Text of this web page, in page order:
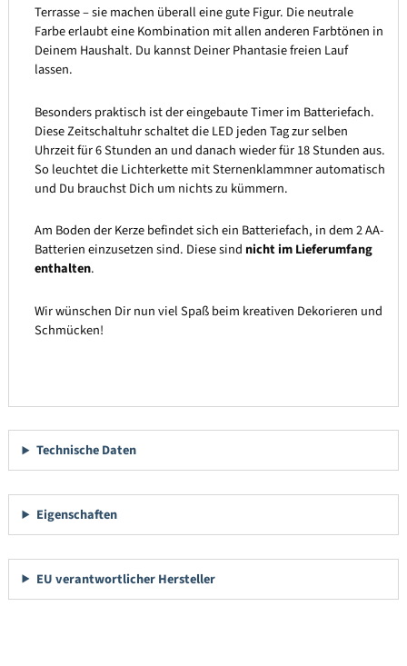
Terrasse – sie machen überall eine gute Figur. Die neutrale
Farbe erlaubt eine Kombination mit allen anderen Farbtönen in
Deinem Haushalt. Du kannst Deiner Phantasie freien Lauf
lassen.
Besonders praktisch ist der eingebaute Timer im Batteriefach.
Diese Zeitschaltuhr schaltet die LED jeden Tag zur selben
Uhrzeit für 6 Stunden an und danach wieder für 18 Stunden aus.
So leuchtet die Lichterkette mit Sternenklammner automatisch
und Du brauchst Dich um nichts zu kümmern.
Am Boden der Kerze befindet sich ein Batteriefach, in dem 2 AA-
Batterien einzusetzen sind. Diese sind nicht im Lieferumfang
enthalten.
Wir wünschen Dir nun viel Spaß beim kreativen Dekorieren und
Schmücken!
Technische Daten
Eigenschaften
EU verantwortlicher Hersteller